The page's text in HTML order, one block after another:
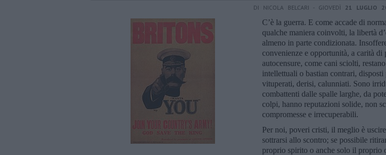
DI NICOLA BELCARI - GIOVEDÌ 21 LUGLIO
C’è la guerra. E come accade di
qualche maniera coinvolti, la libertà
almeno in parte condizionata.
convenienze e opportunità, a carità di
autocensure, come cani sciolti,
intellettuali o bastian contrari, disposti
vituperati, derisi, calunniati. Sono
combattenti dalle spalle larghe, da
colpi, hanno reputazioni solide, non
compromesse e irrecuperabili.
Per noi, poveri cristi, il meglio è
sottrarsi allo scontro; se possibile
proprio spirito o anche solo il proprio